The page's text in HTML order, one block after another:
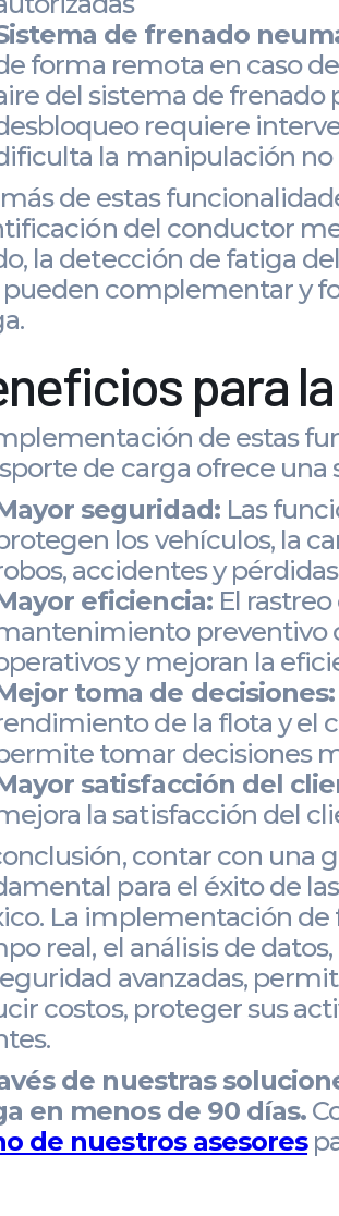
de frenado
forma remota en caso
del sistema de frenado
requiere
la manipulación no
de estas
del conductor
la detección de fatiga
complementar y
para
de estas
de carga ofrece
seguridad:Las
los vehículos, la
accidentes y pérdidas
eficiencia:El rastreo
preventivo
y mejoran la
toma de decisiones:
de la flota y el
tomar decisiones
satisfacción del
la satisfacción del
contar con una
para el éxito de
La implementación
real, el análisis de
avanzadas,
costos, proteger sus
de nuestras
en menos de 90 días.
de nuestros asesores